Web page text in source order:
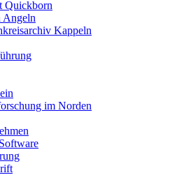
Quickborn
Angeln
Kappeln
im Norden